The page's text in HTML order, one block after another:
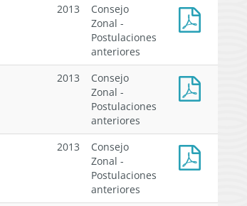
CZP
VIII
2013
Consejo
Zonal -
Postulaciones
anteriores
CZP
III-
2013
Consejo
Zonal -
Postulaciones
anteriores
de
cómputos
2013
Consejo
Zonal -
Postulaciones
anteriores